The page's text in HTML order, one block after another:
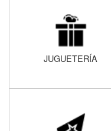
JUGUETERÍA